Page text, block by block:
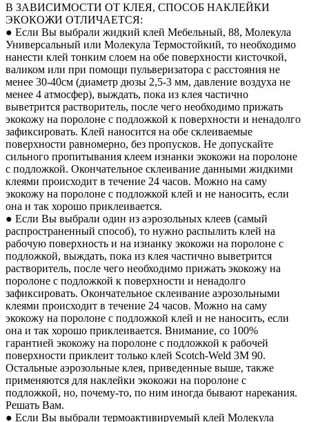
В ЗАВИСИМОСТИ ОТ КЛЕЯ, СПОСОБ НАКЛЕЙКИ
ЭКОКОЖИ ОТЛИЧАЕТСЯ:
● Если Вы выбрали жидкий клей Мебельный, 88, Молекула
Универсальный или Молекула Термостойкий, то необходимо
нанести клей тонким слоем на обе поверхности кисточкой,
валиком или при помощи пульверизатора с расстояния не
менее 30-40см (диаметр дюзы 2,5-3 мм, давление воздуха не
менее 4 атмосфер), выждать, пока из клея частично
выветрится растворитель, после чего необходимо прижать
экокожу на поролоне с подложкой к поверхности и ненадолго
зафиксировать. Клей наносится на обе склеиваемые
поверхности равномерно, без пропусков. Не допускайте
сильного пропитывания клеем изнанки экокожи на поролоне
с подложкой. Окончательное склеивание данными жидкими
клеями происходит в течение 24 часов. Можно на саму
экокожу на поролоне с подложкой клей и не наносить, если
она и так хорошо приклеивается.
● Если Вы выбрали один из аэрозольных клеев (самый
распространенный способ), то нужно распылить клей на
рабочую поверхность и на изнанку экокожи на поролоне с
подложкой, выждать, пока из клея частично выветрится
растворитель, после чего необходимо прижать экокожу на
поролоне с подложкой к поверхности и ненадолго
зафиксировать. Окончательное склеивание аэрозольными
клеями происходит в течение 24 часов. Можно на саму
экокожу на поролоне с подложкой клей и не наносить, если
она и так хорошо приклеивается. Внимание, со 100%
гарантией экокожу на поролоне с подложкой к рабочей
поверхности приклеит только клей Scotch-Weld 3M 90.
Остальные аэрозольные клея, приведенные выше, также
применяются для наклейки экокожи на поролоне с
подложкой, но, почему-то, по ним иногда бывают нарекания.
Решать Вам.
● Если Вы выбрали термоактивируемый клей Молекула